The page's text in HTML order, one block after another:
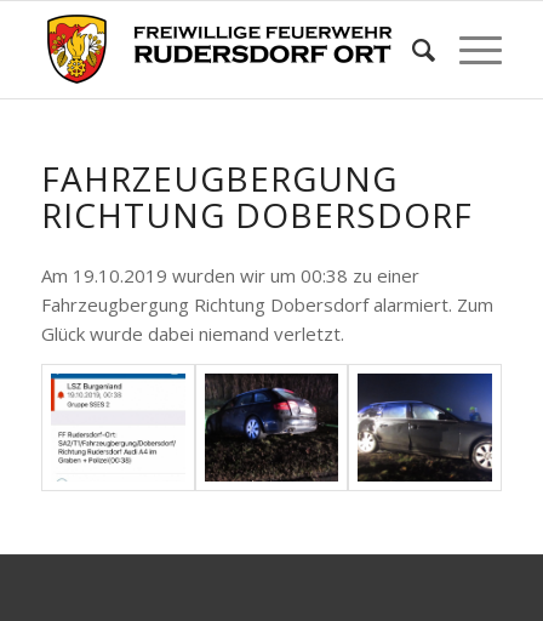
FAHRZEUGBERGUNG
RICHTUNG DOBERSDORF
Am 19.10.2019 wurden wir um 00:38 zu einer
Fahrzeugbergung Richtung Dobersdorf alarmiert. Zum
Glück wurde dabei niemand verletzt.